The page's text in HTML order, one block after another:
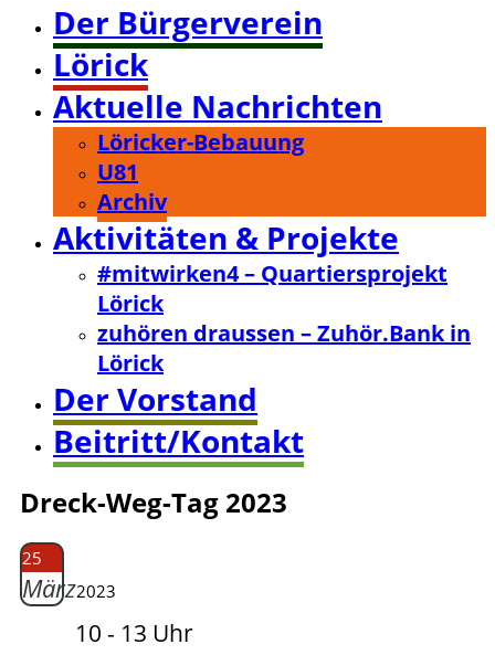
Der Bürgerverein
Lörick
Aktuelle Nachrichten
Löricker-Bebauung
U81
Archiv
Aktivitäten & Projekte
#mitwirken4 – Quartiersprojekt
Lörick
zuhören draussen – Zuhör.Bank in
Lörick
Der Vorstand
Beitritt/Kontakt
Dreck-Weg-Tag 2023
25
März2023
10 - 13 Uhr